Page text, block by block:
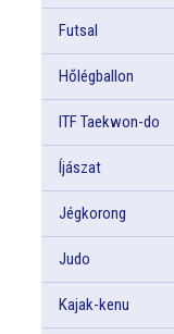
Futsal
Hőlégballon
ITF Taekwon-do
Íjászat
Jégkorong
Judo
Kajak-kenu